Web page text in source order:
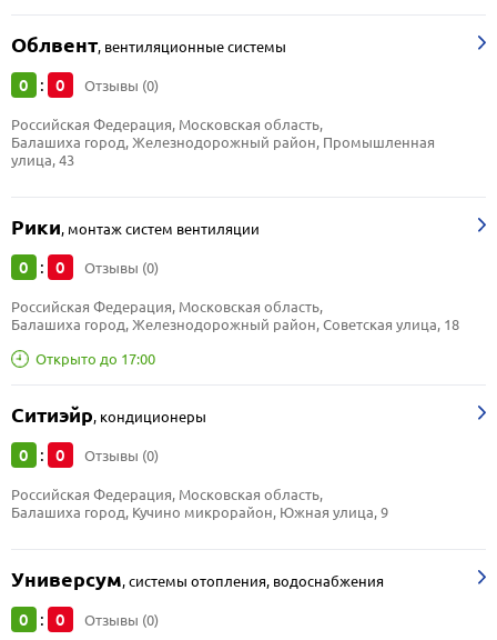
Облвент, вентиляционные системы
0 : 0 Отзывы (0)
Российская Федерация, Московская область,
Балашиха город, Железнодорожный район, Промышленная
улица, 43
Рики, монтаж систем вентиляции
0 : 0 Отзывы (0)
Открыто до 17:00
Российская Федерация, Московская область,
Балашиха город, Железнодорожный район, Советская улица, 18
Ситиэйр, кондиционеры
0 : 0 Отзывы (0)
Российская Федерация, Московская область,
Балашиха город, Кучино микрорайон, Южная улица, 9
Универсум,системы отопления, водоснабжения
0 : 0 Отзывы (0)